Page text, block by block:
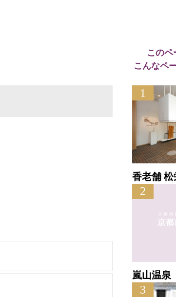
このペ
こんなペ
1
香老舗
2
嵐山温泉
3